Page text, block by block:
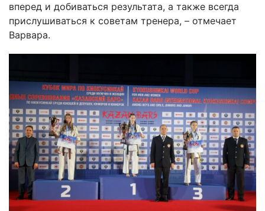
вперед и добиваться результата, а также всегда
прислушиваться к советам тренера, – отмечает
Варвара.